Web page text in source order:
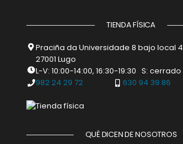
TIENDA FÍSICA
Praciña da Universidade 8 bajo local 4
27001 Lugo
L-V: 10:00-14:00, 16:30-19:30 S: cerrado
982 24 29 72
630 94 39 86
QUÉ DICEN DE NOSOTROS